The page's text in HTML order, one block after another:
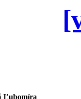
Ľubomíra